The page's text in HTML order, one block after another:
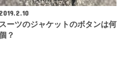
2019.2.10
スーツのジャケットのボタンは何
？